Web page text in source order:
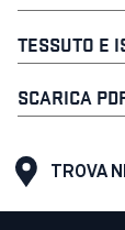
TESSUTO E
SCARICA
TROVA